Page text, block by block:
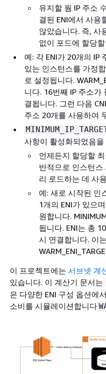
유지할 웜 IP 주소
결된 ENI에서 사용
않았습니다. 즉, 사
없이 포드에 할당
예: 각 ENI가 20개의 IP
있는 인스턴스를 가정
로 설정됩니다.
니다. 16번째 IP 주소가
결됩니다. 그런 다음
주소 20개를 사용하여
사항이 활성화되었음
언제든지 할당할
반적으로 인스턴스
리 로드하는 데 사
예: 새로 시작된 인
1개의 ENI가 있으
원합니다.
됩니다. ENI는 총
시 연결합니다. 이
이 프로젝트에는 서브넷 계
있습니다. 이 계산기 문서는
은 다양한 ENI 구성 옵션에
소비를 시뮬레이션합니다